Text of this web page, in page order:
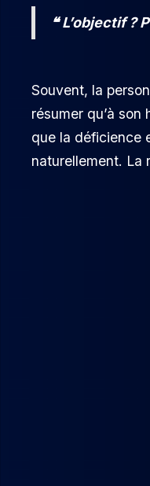
❝ L’objectif ?
Souvent, la
résumer qu’à
que la déficience
naturellement. La